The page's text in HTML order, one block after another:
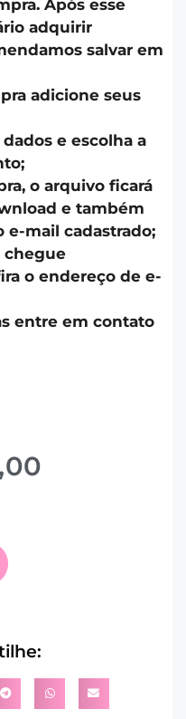
Após esse
adquirir
salvar em
adicione seus
e escolha a
o arquivo ficará
e também
e-mail cadastrado;
chegue
o endereço de e-
entre em contato